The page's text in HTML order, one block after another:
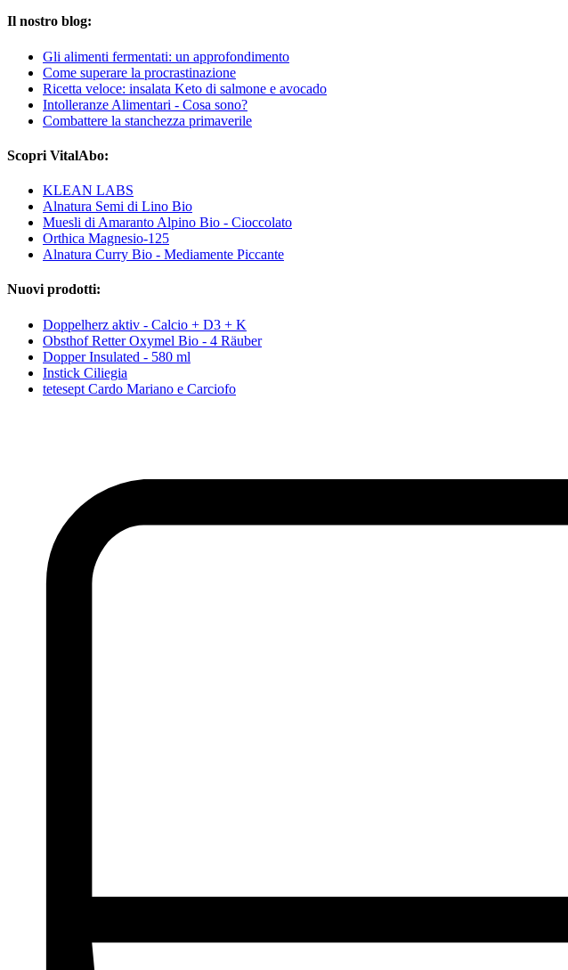
Il nostro blog:
Gli alimenti fermentati: un approfondimento
Come superare la procrastinazione
Ricetta veloce: insalata Keto di salmone e avocado
Intolleranze Alimentari - Cosa sono?
Combattere la stanchezza primaverile
Scopri VitalAbo:
KLEAN LABS
Alnatura Semi di Lino Bio
Muesli di Amaranto Alpino Bio - Cioccolato
Orthica Magnesio-125
Alnatura Curry Bio - Mediamente Piccante
Nuovi prodotti:
Doppelherz aktiv - Calcio + D3 + K
Obsthof Retter Oxymel Bio - 4 Räuber
Dopper Insulated - 580 ml
Instick Ciliegia
tetesept Cardo Mariano e Carciofo